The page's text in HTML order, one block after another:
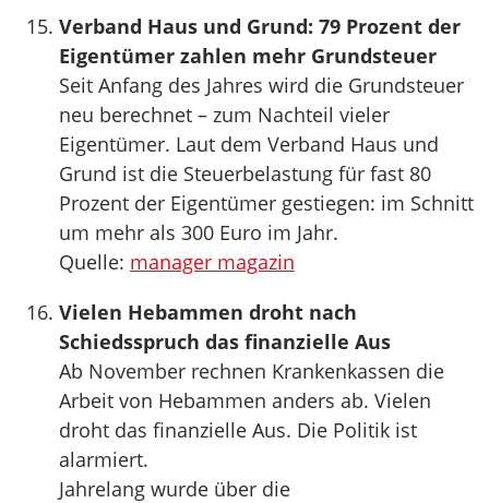
Verband Haus und Grund: 79 Prozent der
Eigentümer zahlen mehr Grundsteuer
Seit Anfang des Jahres wird die Grundsteuer
neu berechnet – zum Nachteil vieler
Eigentümer. Laut dem Verband Haus und
Grund ist die Steuerbelastung für fast 80
Prozent der Eigentümer gestiegen: im Schnitt
um mehr als 300 Euro im Jahr.
Quelle: manager magazin
Vielen Hebammen droht nach
Schiedsspruch das finanzielle Aus
Ab November rechnen Krankenkassen die
Arbeit von Hebammen anders ab. Vielen
droht das finanzielle Aus. Die Politik ist
alarmiert.
Jahrelang wurde über die